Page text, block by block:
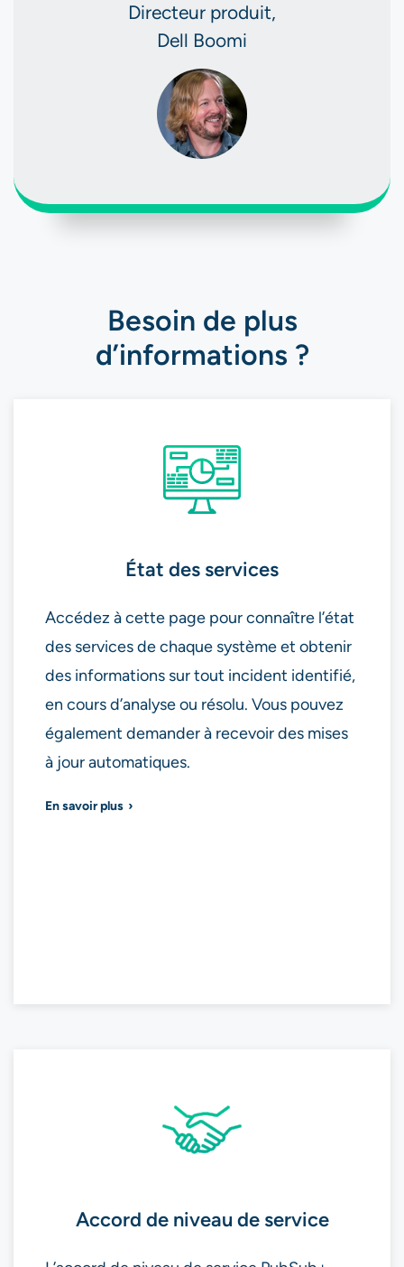
Directeur produit,
Dell Boomi
Besoin de plus
d’informations ?
État des services
Accédez à cette page pour connaître l’état
des services de chaque système et obtenir
des informations sur tout incident identifié,
en cours d’analyse ou résolu. Vous pouvez
également demander à recevoir des mises
à jour automatiques.
En savoir plus
Accord de niveau de service